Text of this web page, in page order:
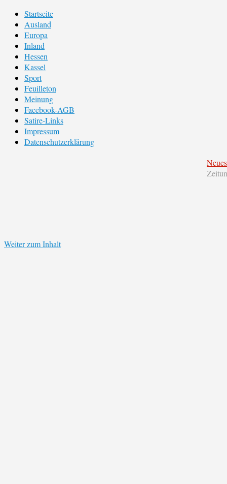
Startseite
Ausland
Europa
Inland
Hessen
Kassel
Sport
Feuilleton
Meinung
Facebook-AGB
Satire-Links
Impressum
Datenschutzerklärung
Weiter zum Inhalt